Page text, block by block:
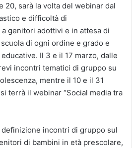
20, sarà la volta del webinar dal
e difficoltà di
genitori adottivi e in attesa di
di ogni ordine e grado e
Il 3 e il 17 marzo, dalle
incontri tematici di gruppo su
mentre il 10 e il 31
terrà il webinar “Social media tra
incontri di gruppo sul
di bambini in età prescolare,